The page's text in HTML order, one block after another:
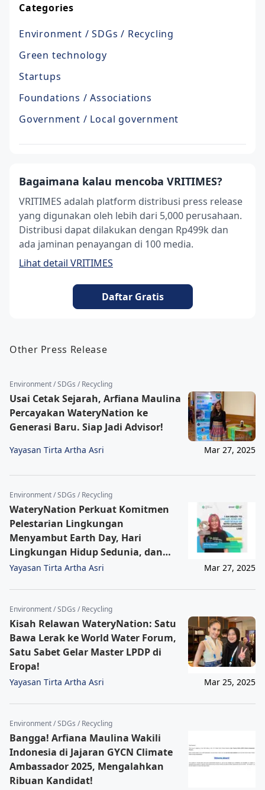
Categories
Environment / SDGs / Recycling
Green technology
Startups
Foundations / Associations
Government / Local government
Bagaimana kalau mencoba VRITIMES?
VRITIMES adalah platform distribusi press release
yang digunakan oleh lebih dari 5,000 perusahaan.
Distribusi dapat dilakukan dengan Rp499k dan
ada jaminan penayangan di 100 media.
Lihat detail VRITIMES
Daftar Gratis
Other Press Release
Environment / SDGs / Recycling
Usai Cetak Sejarah, Arfiana Maulina
Percayakan WateryNation ke
Generasi Baru. Siap Jadi Advisor!
Yayasan Tirta Artha Asri Mar 27, 2025
Environment / SDGs / Recycling
WateryNation Perkuat Komitmen
Pelestarian Lingkungan
Menyambut Earth Day, Hari
Lingkungan Hidup Sedunia, dan
Hari Laut Sedunia
Yayasan Tirta Artha Asri Mar 27, 2025
Environment / SDGs / Recycling
Kisah Relawan WateryNation: Satu
Bawa Lerak ke World Water Forum,
Satu Sabet Gelar Master LPDP di
Eropa!
Yayasan Tirta Artha Asri Mar 25, 2025
Environment / SDGs / Recycling
Bangga! Arfiana Maulina Wakili
Indonesia di Jajaran GYCN Climate
Ambassador 2025, Mengalahkan
Ribuan Kandidat!